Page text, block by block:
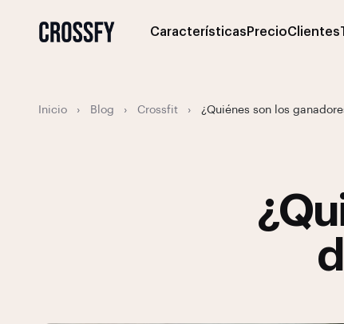
Características PrecioClientes
Inicio › Blog › Crossfit › ¿Quiénes son los